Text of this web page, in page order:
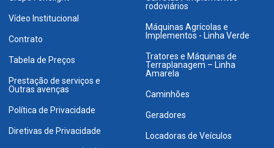
Vídeo Institucional
Contrato
Tabela de Preços
Prestação de serviços e
Outras avenças
Política de Privacidade
Diretivas de Privacidade
rodoviários
Máquinas Agrícolas e
Implementos - Linha Verde
Tratores e Máquinas de
Terraplanagem – Linha
Amarela
Caminhões
Geradores
Locadoras de Veículos